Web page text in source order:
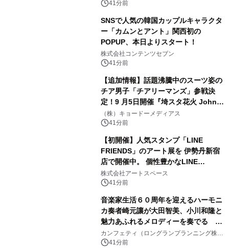
41分前
SNSで人気の韓国カップルキャラクタ
ー「カムンとアント」関西初の
POPUP、本日よりスタート！
株式会社コンテンツセブン
41分前
【追加情報】話題沸騰中のスーツ姿の
チア男子「チアリーマンズ」参戦決
定！9 月5日開催『埼スタ花火 John
Williams Fireworks 2026』を大迫力
のパフォーマンスで熱く盛り上げる！
（株）キョードーメディアス
41分前
【初開催】人気スタンプ「LINE
FRIENDS」のアート展を 伊勢丹新宿
店で開催中。 個性豊かなLINE
FRIENDSの仲間たちが インテリアア
ートとして新たな魅力を発信。
株式会社アートスペース
41分前
音楽家生活６０周年を迎えるハーモニ
カ奏者崎元讓が大田智美、小川和隆と
魅力あふれるメロディーを奏でる
『ファンタスティック・トリオⅢ』チ
ケット8月24日(月)～発売開始！
カンフェティ（ロングランプランニング株式
会社）
41分前